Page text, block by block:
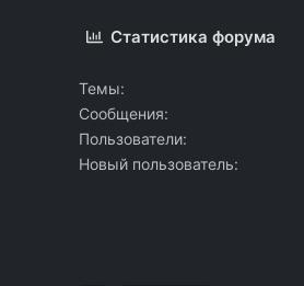
Статистика форума
Темы
Сообщения
Пользователи
Новый пользователь